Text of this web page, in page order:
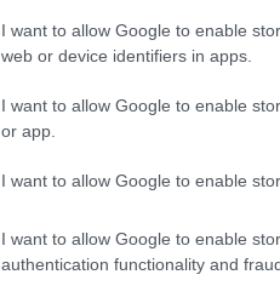
I want to allow Google to enable
web or device identifiers in apps.
I want to allow Google to enable
or app.
I want to allow Google to enable
I want to allow Google to enable
authentication functionality and